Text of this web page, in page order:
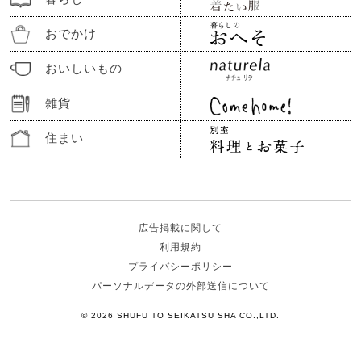
おでかけ
おいしいもの
雑貨
住まい
広告掲載に関して
利用規約
プライバシーポリシー
パーソナルデータの外部送信について
© 2026 SHUFU TO SEIKATSU SHA CO.,LTD.